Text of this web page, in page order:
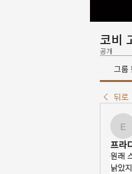
코비
공개
그룹
뒤로
프라
원래
낡았